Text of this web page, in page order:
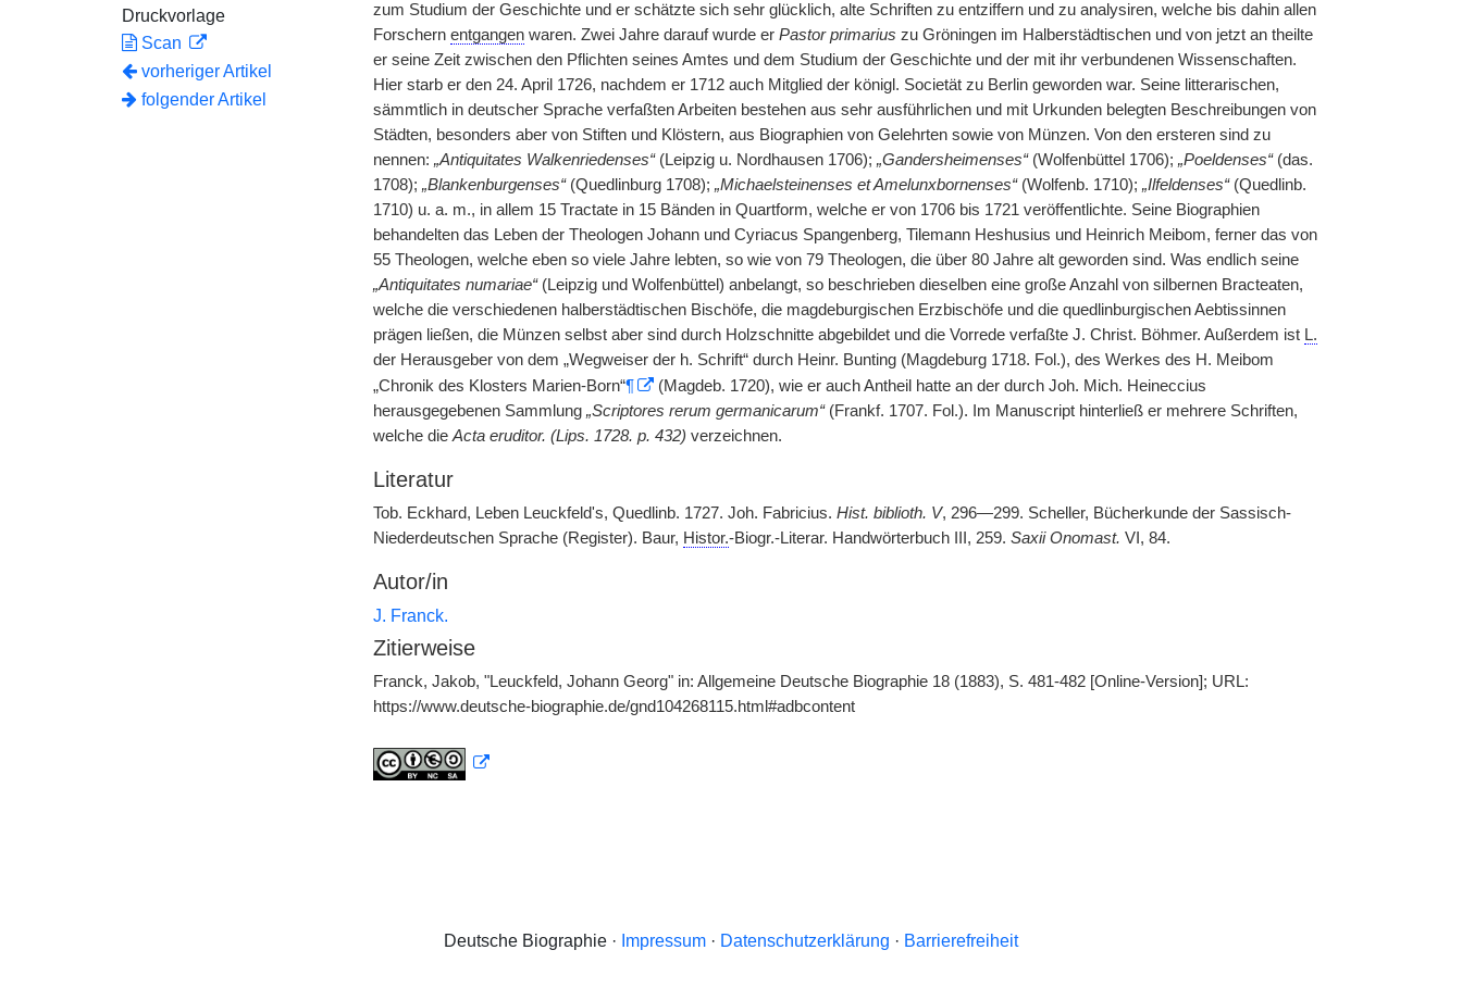
Druckvorlage
Scan
vorheriger Artikel
folgender Artikel
zum Studium der Geschichte und er schätzte sich sehr glücklich, alte Schriften zu entziffern und zu analysiren, welche bis dahin allen
Forschern entgangenwaren. Zwei Jahre darauf wurde er Pastor primarius zu Gröningen im Halberstädtischen und von jetzt an theilte
er seine Zeit zwischen den Pflichten seines Amtes und dem Studium der Geschichte und der mit ihr verbundenen Wissenschaften.
Hier starb er den 24. April 1726, nachdem er 1712 auch Mitglied der königl. Societät zu Berlin geworden war. Seine litterarischen,
sämmtlich in deutscher Sprache verfaßten Arbeiten bestehen aus sehr ausführlichen und mit Urkunden belegten Beschreibungen von
Städten, besonders aber von Stiften und Klöstern, aus Biographien von Gelehrten sowie von Münzen. Von den ersteren sind zu
nennen: „Antiquitates Walkenriedenses“(Leipzig u. Nordhausen 1706); „Gandersheimenses“(Wolfenbüttel 1706); „Poeldenses“(das.
1708); „Blankenburgenses“(Quedlinburg 1708); „Michaelsteinenses et Amelunxbornenses“(Wolfenb. 1710); „Ilfeldenses“(Quedlinb.
1710) u. a. m., in allem 15 Tractate in 15 Bänden in Quartform, welche er von 1706 bis 1721 veröffentlichte. Seine Biographien
behandelten das Leben der Theologen Johann und Cyriacus Spangenberg, Tilemann Heshusius und Heinrich Meibom, ferner das von
55 Theologen, welche eben so viele Jahre lebten, so wie von 79 Theologen, die über 80 Jahre alt geworden sind. Was endlich seine
„Antiquitates numariae“(Leipzig und Wolfenbüttel) anbelangt, so beschrieben dieselben eine große Anzahl von silbernen Bracteaten,
welche die verschiedenen halberstädtischen Bischöfe, die magdeburgischen Erzbischöfe und die quedlinburgischen Aebtissinnen
prägen ließen, die Münzen selbst aber sind durch Holzschnitte abgebildet und die Vorrede verfaßte J. Christ. Böhmer. Außerdem ist L.
der Herausgeber von dem „Wegweiser der h. Schrift“ durch Heinr. Bunting (Magdeburg 1718. Fol.), des Werkes des H. Meibom
„Chronik des Klosters Marien-Born“¶
(Magdeb. 1720), wie er auch Antheil hatte an der durch Joh. Mich. Heineccius
herausgegebenen Sammlung „Scriptores rerum germanicarum“(Frankf. 1707. Fol.). Im Manuscript hinterließ er mehrere Schriften,
welche die Acta eruditor. (Lips. 1728. p. 432) verzeichnen.
Literatur
Tob. Eckhard, Leben Leuckfeld's, Quedlinb. 1727. Joh. Fabricius. Hist. biblioth. V, 296—299. Scheller, Bücherkunde der Sassisch-
Niederdeutschen Sprache (Register). Baur, Histor.-Biogr.-Literar. Handwörterbuch III, 259. Saxii Onomast. VI, 84.
Autor/in
J. Franck.
Zitierweise
Franck, Jakob, "Leuckfeld, Johann Georg" in: Allgemeine Deutsche Biographie 18 (1883), S. 481-482 [Online-Version]; URL:
https://www.deutsche-biographie.de/gnd104268115.html#adbcontent
Deutsche Biographie · Impressum · Datenschutzerklärung · Barrierefreiheit